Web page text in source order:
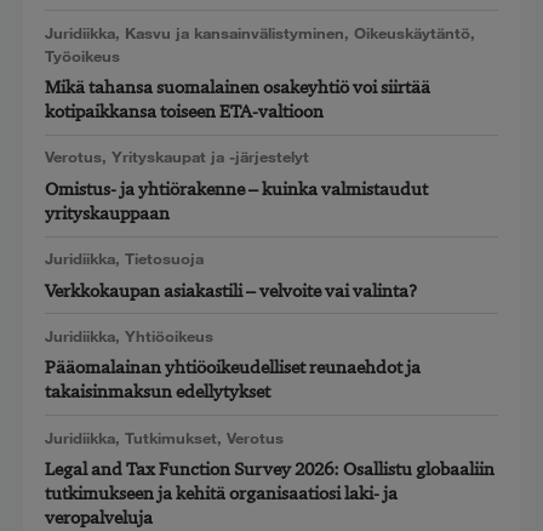
Juridiikka, Kasvu ja kansainvälistyminen, Oikeuskäytäntö,
Työoikeus
Mikä tahansa suomalainen osakeyhtiö voi siirtää
kotipaikkansa toiseen ETA-valtioon
Verotus, Yrityskaupat ja -järjestelyt
Omistus- ja yhtiörakenne – kuinka valmistaudut
yrityskauppaan
Juridiikka, Tietosuoja
Verkkokaupan asiakastili – velvoite vai valinta?
Juridiikka, Yhtiöoikeus
Pääomalainan yhtiöoikeudelliset reunaehdot ja
takaisinmaksun edellytykset
Juridiikka, Tutkimukset, Verotus
Legal and Tax Function Survey 2026: Osallistu globaaliin
tutkimukseen ja kehitä organisaatiosi laki- ja
veropalveluja